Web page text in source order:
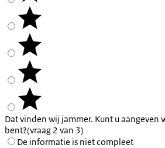
Dat vinden wij jammer. Kunt u aangeven
bent?(vraag 2 van 3)
De informatie is niet compleet